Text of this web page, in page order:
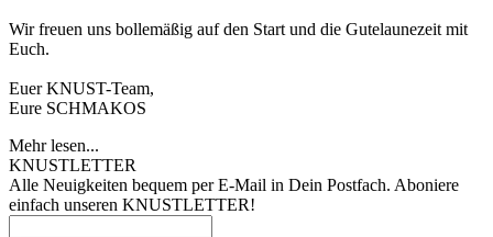
Wir freuen uns bollemäßig auf den Start und die Gutelaunezeit mit
Euch.
Euer KNUST-Team,
Eure SCHMAKOS
Mehr lesen...
KNUSTLETTER
Alle Neuigkeiten bequem per E-Mail in Dein Postfach. Aboniere
einfach unseren KNUSTLETTER!